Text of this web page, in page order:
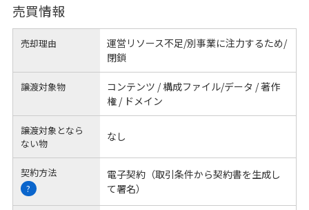
売買情報
売却理由
運営リソース不足/別事業に注力するため/
閉鎖
譲渡対象物
コンテンツ / 構成ファイル/データ / 著作
権 / ドメイン
譲渡対象となら
ない物
なし
契約方法
?
電子契約（取引条件から契約書を生成し
て署名）